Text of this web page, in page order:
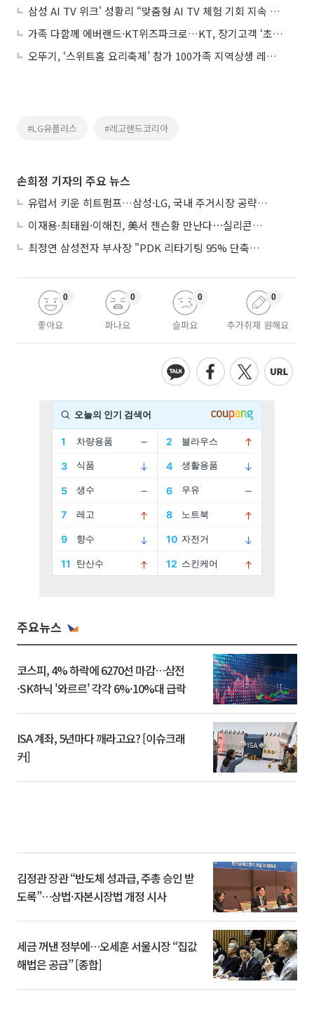
삼성 AI TV 위크' 성황리 “맞춤형 AI TV 체험 기회 지속 확대”
가족 다함께 에버랜드·KT위즈파크로…KT, 장기고객 ‘초대드림’ 혜택 공개
오뚜기, ‘스위트홈 요리축제’ 참가 100가족 지역상생 레시피 뽐내
#LG유플러스 #레고랜드코리아
손희정 기자의 주요 뉴스
유럽서 키운 히트펌프…삼성·LG, 국내 주거시장 공략 ‘속도’
이재용·최태원·이해진, 美서 젠슨황 만난다⋯실리콘밸리 집결하는 AI리더
최정연 삼성전자 부사장 "PDK 리타기팅 95% 단축…에이전트 AI 시범 활용"
좋아요
0
화나요
0
슬퍼요
0
추가취재 원해요
0
주요뉴스
코스피, 4% 하락에 6270선 마감…삼전
·SK하닉 '와르르' 각각 6%·10%대 급락
ISA 계좌, 5년마다 깨라고요? [이슈크래
커]
김정관 장관 “반도체 성과급, 주총 승인 받
도록”…상법·자본시장법 개정 시사
세금 꺼낸 정부에…오세훈 서울시장 “집값
해법은 공급” [종합]